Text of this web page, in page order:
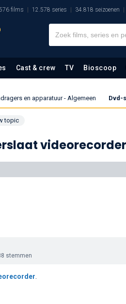
films 12.578 series 34.818 seizoenen
Cast & crew TV Bioscoop
en apparatuur - Algemeen Dvd-
topic
videorecorder
stemmen